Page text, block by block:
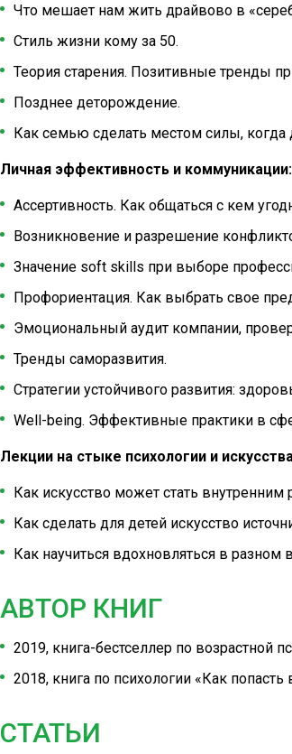
Что мешает нам жить драйвово в
Стиль жизни кому за 50.
Теория старения. Позитивные тренды
Позднее деторождение.
Как семью сделать местом силы, когда
Личная эффективность и коммуникации:
Ассертивность. Как общаться с кем
Возникновение и разрешение
Значение soft skills при выборе
Профориентация. Как выбрать свое
Эмоциональный аудит компании,
Тренды саморазвития.
Стратегии устойчивого развития:
Well-being. Эффективные практики в
Лекции на стыке психологии и
Как искусство может стать внутренним
Как сделать для детей искусство
Как научиться вдохновляться в разном
АВТОР КНИГ
2019, книга-бестселлер по возрастной
2018, книга по психологии «Как
СТАТЬИ